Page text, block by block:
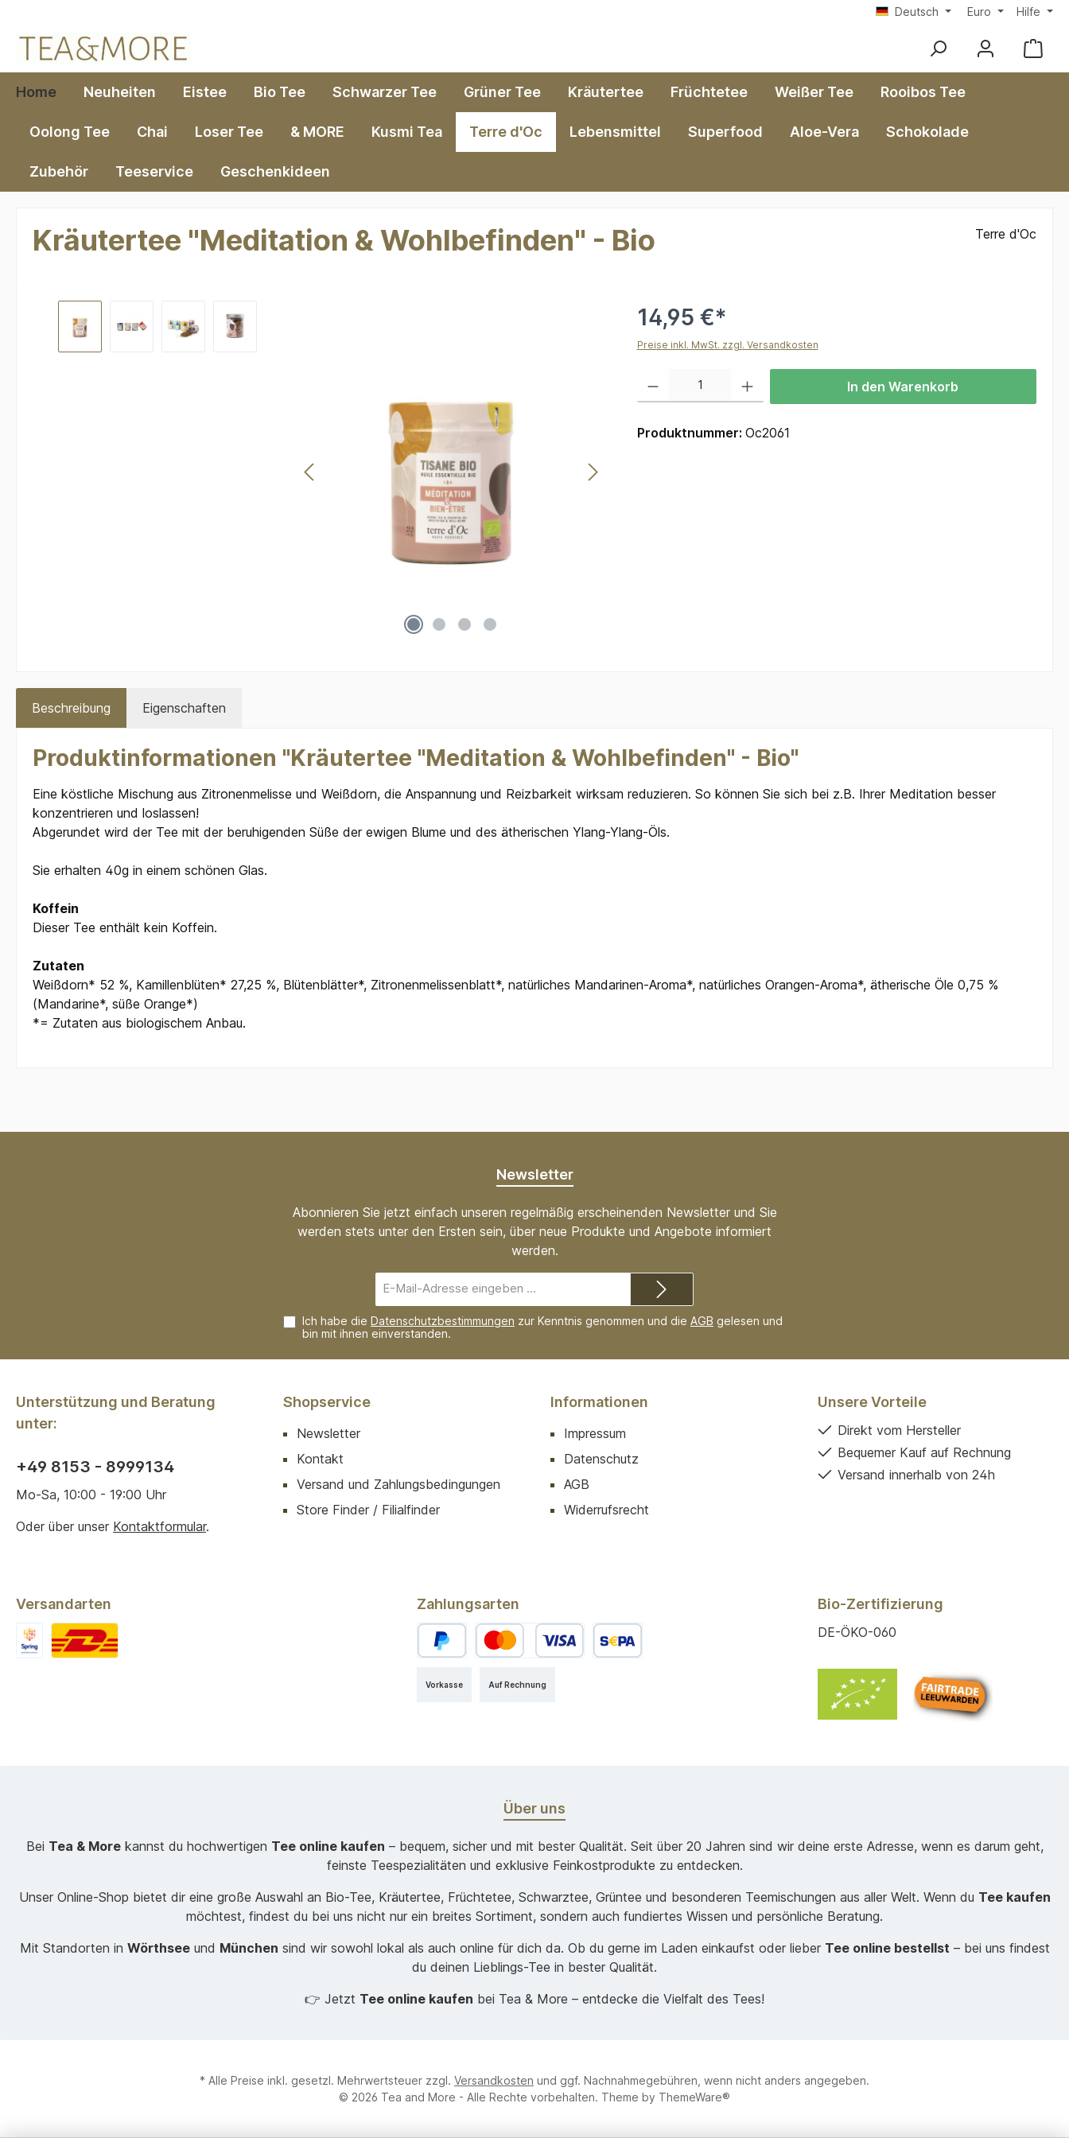
Deutsch Euro Hilfe
Home Neuheiten Eistee Bio Tee Schwarzer Tee Grüner Tee Kräutertee Früchtetee Weißer Tee Rooibos Tee
Oolong Tee Chai Loser Tee & MORE Kusmi Tea Terre d'Oc Lebensmittel Superfood Aloe-Vera Schokolade
Zubehör Teeservice Geschenkideen
Kräutertee "Meditation & Wohlbefinden" - Bio Terre d'Oc
14,95 €*
Preise inkl. MwSt. zzgl. Versandkosten
In den Warenkorb
Produktnummer: Oc2061
Beschreibung Eigenschaften
Produktinformationen "Kräutertee "Meditation & Wohlbefinden" - Bio"
Eine köstliche Mischung aus Zitronenmelisse und Weißdorn, die Anspannung und Reizbarkeit wirksam reduzieren. So können Sie sich bei z.B. Ihrer Meditation besser
konzentrieren und loslassen!
Abgerundet wird der Tee mit der beruhigenden Süße der ewigen Blume und des ätherischen Ylang-Ylang-Öls.
Sie erhalten 40g in einem schönen Glas.
Koffein
Dieser Tee enthält kein Koffein.
Zutaten
Weißdorn* 52 %, Kamillenblüten* 27,25 %, Blütenblätter*, Zitronenmelissenblatt*, natürliches Mandarinen-Aroma*, natürliches Orangen-Aroma*, ätherische Öle 0,75 %
(Mandarine*, süße Orange*)
*= Zutaten aus biologischem Anbau.
Newsletter
Abonnieren Sie jetzt einfach unseren regelmäßig erscheinenden Newsletter und Sie
werden stets unter den Ersten sein, über neue Produkte und Angebote informiert
werden.
Mail-
Adresse*
Ich habe die Datenschutzbestimmungen zur Kenntnis genommen und die AGB gelesen und
bin mit ihnen einverstanden.
Unterstützung und Beratung
unter:
+49 8153 - 8999134
Mo-Sa, 10:00 - 19:00 Uhr
Oder über unser Kontaktformular.
Shopservice
Newsletter
Kontakt
Versand und Zahlungsbedingungen
Store Finder / Filialfinder
Informationen
Impressum
Datenschutz
AGB
Widerrufsrecht
Unsere Vorteile
Direkt vom Hersteller
Bequemer Kauf auf Rechnung
Versand innerhalb von 24h
Versandarten Zahlungsarten
Auf Rechnung
Vorkasse
Bio-Zertifizierung
DE-ÖKO-060
Über uns
Bei Tea & Morekannst du hochwertigen Tee online kaufen – bequem, sicher und mit bester Qualität. Seit über 20 Jahren sind wir deine erste Adresse, wenn es darum geht,
feinste Teespezialitäten und exklusive Feinkostprodukte zu entdecken.
Unser Online-Shop bietet dir eine große Auswahl an Bio-Tee, Kräutertee, Früchtetee, Schwarztee, Grüntee und besonderen Teemischungen aus aller Welt. Wenn du Tee kaufen
möchtest, findest du bei uns nicht nur ein breites Sortiment, sondern auch fundiertes Wissen und persönliche Beratung.
Mit Standorten in Wörthseeund München sind wir sowohl lokal als auch online für dich da. Ob du gerne im Laden einkaufst oder lieber Tee online bestellst – bei uns findest
du deinen Lieblings-Tee in bester Qualität.
👉 Jetzt Tee online kaufen bei Tea & More – entdecke die Vielfalt des Tees!
* Alle Preise inkl. gesetzl. Mehrwertsteuer zzgl. Versandkosten und ggf. Nachnahmegebühren, wenn nicht anders angegeben.
© 2026 Tea and More - Alle Rechte vorbehalten. Theme by ThemeWare®